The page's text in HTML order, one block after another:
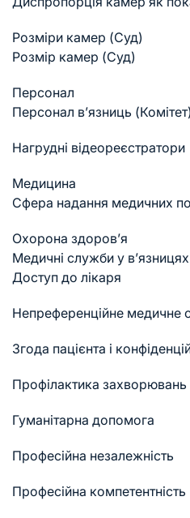
Розміри камер (Суд)
Розмір камер (Суд)
Персонал
Персонал в’язниць (Комітет)
Нагрудні відеореєстратори
Медицина
Cфера надання медичних
Охорона здоров’я
Медичні служби у в’язницях
Доступ до лікаря
Непреференційне медичне
Згода пацієнта і
Профілактика захворювань
Гуманітарна допомога
Професійна незалежність
Професійна компетентність